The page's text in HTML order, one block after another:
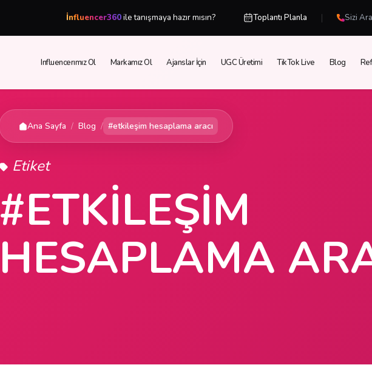
İnfluencer360ile tanışmaya hazır mısın? Toplantı Planla | Sizi
Influencerımız Ol Markamız Ol Ajanslar İçin UGC Üretimi TikTok Live Blog
Ana Sayfa / Blog / #etkileşim hesaplama aracı
Etiket
#ETKILEŞIM
HESAPLAMA